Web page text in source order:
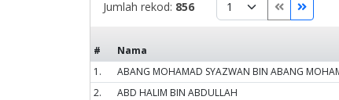
Jumlah rekod: 856
# Nama
1.
ABANG MOHAMAD SYAZWAN BIN ABANG
2.
ABD HALIM BIN ABDULLAH